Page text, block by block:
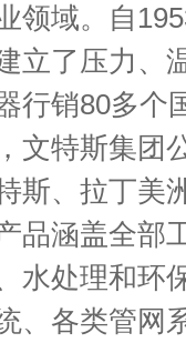
领域。自
立了压力、
行销80多个
文特斯集团
斯、拉丁美
品涵盖全部
水处理和环
、各类管网